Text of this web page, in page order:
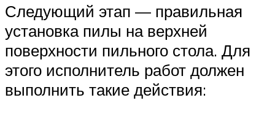
Следующий этап — правильная
установка пилы на верхней
поверхности пильного стола. Для
этого исполнитель работ должен
выполнить такие действия: